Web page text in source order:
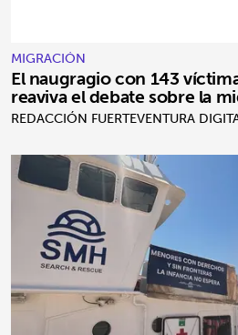
MIGRACIÓN
El naugragio con 143
reaviva el debate sobre la
REDACCIÓN FUERTEVENTURA